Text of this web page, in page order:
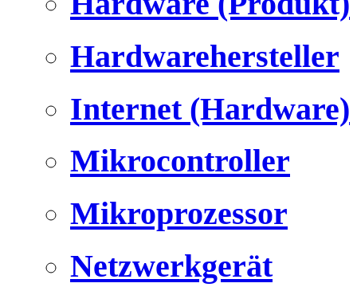
Hardwarehersteller
Internet (Hardware)
Mikrocontroller
Mikroprozessor
Netzwerkgerät